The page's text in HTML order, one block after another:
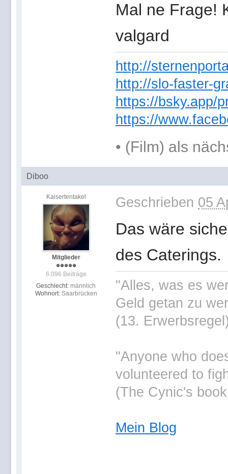
Mal ne Frage!
valgard
http://
http://slo-faster-
https://bsky.app/
https://
• (Film) als
Diboo
Kaisertentakel
Mitglieder
6.096 Beiträge
Geschlecht: männlich
Wohnort: Saarbrücken
Geschrieben 05
Das wäre
des Caterings.
"Alles, was es
Geld getan zu
(13.
"Anyone who
volunteered to
(The Cynic's
Mein Blog